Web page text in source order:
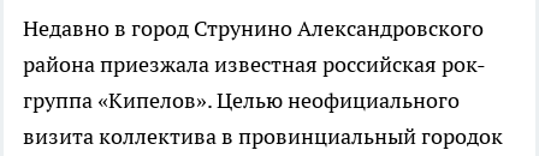
Недавно в город Струнино Александровского
района приезжала известная российская рок-
группа «Кипелов». Целью неофициального
визита коллектива в провинциальный городок